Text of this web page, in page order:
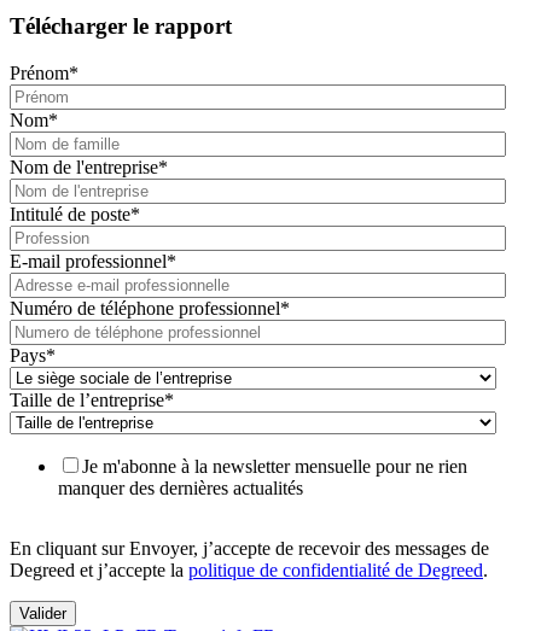
Télécharger le rapport
Prénom*
Nom*
Nom de l'entreprise*
Intitulé de poste*
E-mail professionnel*
Numéro de téléphone professionnel*
Pays*
Taille de l’entreprise*
Je m'abonne à la newsletter mensuelle pour ne rien
manquer des dernières actualités
En cliquant sur Envoyer, j’accepte de recevoir des messages de
Degreed et j’accepte la politique de confidentialité de Degreed.